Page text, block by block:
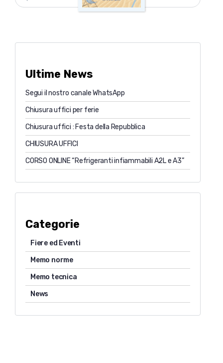
Ultime News
Segui il nostro canale WhatsApp
Chiusura uffici per ferie
Chiusura uffici : Festa della Repubblica
CHIUSURA UFFICI
CORSO ONLINE “Refrigeranti infiammabili A2L e A3”
Categorie
Fiere ed Eventi
Memo norme
Memo tecnica
News